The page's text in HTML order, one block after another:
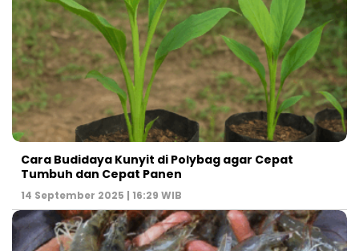
Cara Budidaya Kunyit di Polybag agar Cepat
Tumbuh dan Cepat Panen
14 September 2025 | 16:29 WIB